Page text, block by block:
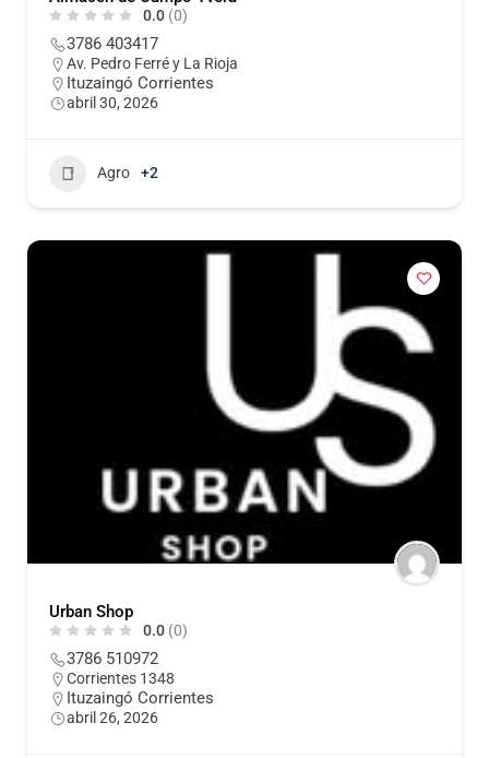
0.0 (0)
3786 403417
Av. Pedro Ferré y La Rioja
Ituzaingó Corrientes
abril 30, 2026
Agro +2
Urban Shop
0.0 (0)
3786 510972
Corrientes 1348
Ituzaingó Corrientes
abril 26, 2026